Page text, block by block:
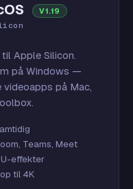
V1.19
Apple Silicon.
på Windows —
videoapps på Mac,
Teams, Meet
effekter
til 4K